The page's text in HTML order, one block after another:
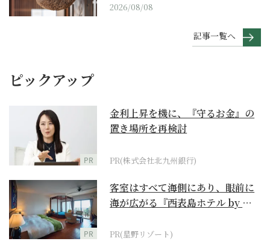
2026/08/08
記事一覧へ
ピックアップ
PR
金利上昇を機に、『守るお金』の
置き場所を再検討
PR(株式会社北九州銀行)
PR
客室はすべて海側にあり、眼前に
海が広がる『西表島ホテル by 星
PR(星野リゾート)